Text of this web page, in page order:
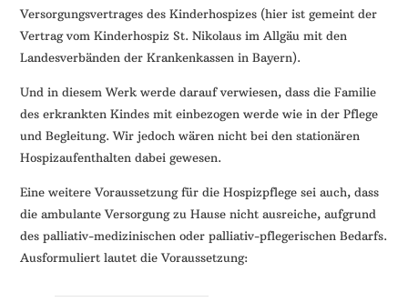
Versorgungsvertrages des Kinderhospizes (hier ist gemeint der
Vertrag vom Kinderhospiz St. Nikolaus im Allgäu mit den
Landesverbänden der Krankenkassen in Bayern).
Und in diesem Werk werde darauf verwiesen, dass die Familie
des erkrankten Kindes mit einbezogen werde wie in der Pflege
und Begleitung. Wir jedoch wären nicht bei den stationären
Hospizaufenthalten dabei gewesen.
Eine weitere Voraussetzung für die Hospizpflege sei auch, dass
die ambulante Versorgung zu Hause nicht ausreiche, aufgrund
des palliativ-medizinischen oder palliativ-pflegerischen Bedarfs.
Ausformuliert lautet die Voraussetzung: